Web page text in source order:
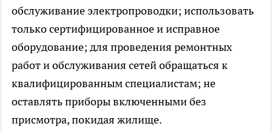
обслуживание электропроводки; использовать
только сертифицированное и исправное
оборудование; для проведения ремонтных
работ и обслуживания сетей обращаться к
квалифицированным специалистам; не
оставлять приборы включенными без
присмотра, покидая жилище.